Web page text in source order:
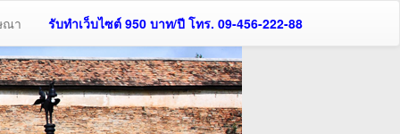
ณา รับทำเว็บไซต์ 950 บาท/ปี โทร. 09-456-222-88